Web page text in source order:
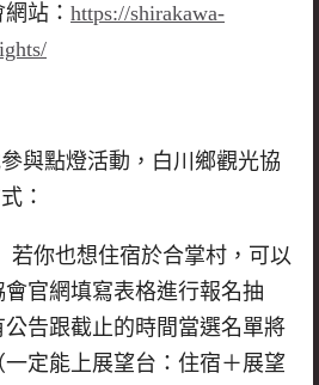
站： https://shirakawa-
與點燈活動，白川鄉觀光協
：
若你也想住宿於合掌村，可以
官網填寫表格進行報名抽
告跟截止的時間當選名單將
定能上展望台：住宿＋展望